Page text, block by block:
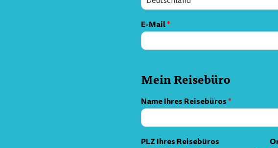
E-Mail*
Mein Reisebüro
Name Ihres Reisebüros*
PLZ Ihres Reisebüros